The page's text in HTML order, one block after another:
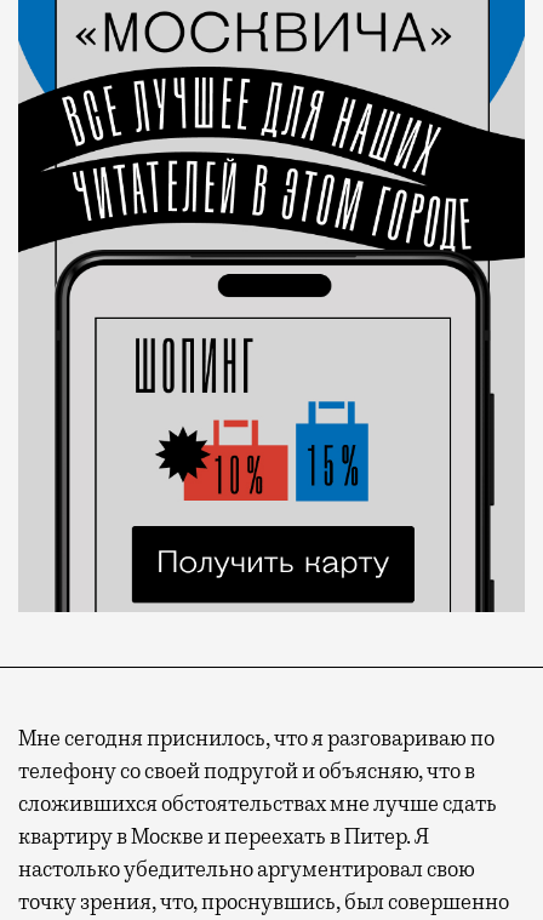
Мне сегодня приснилось, что я разговариваю по
телефону со своей подругой и объясняю, что в
сложившихся обстоятельствах мне лучше сдать
квартиру в Москве и переехать в Питер. Я
настолько убедительно аргументировал свою
точку зрения, что, проснувшись, был совершенно